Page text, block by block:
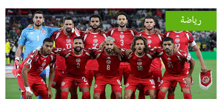
رياضة